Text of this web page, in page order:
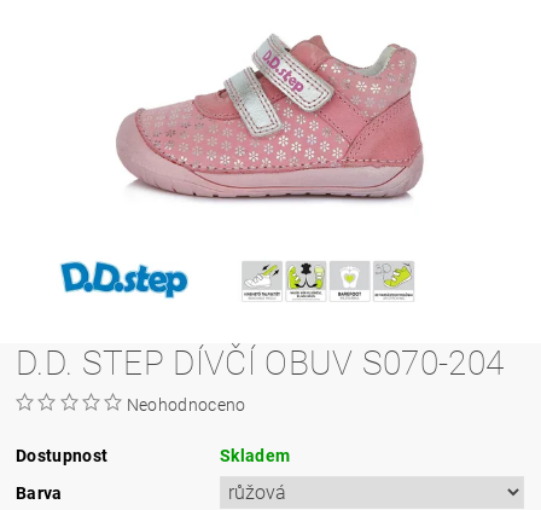
D.D. STEP DÍVČÍ OBUV S070-204
Neohodnoceno
Dostupnost
Skladem
Barva